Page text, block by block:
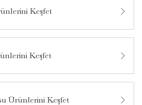
daha önce hiç soru sorulmamış.
Hakkında Soru Sor
Keşfet
Keşfet
Ürünlerini Keşfet